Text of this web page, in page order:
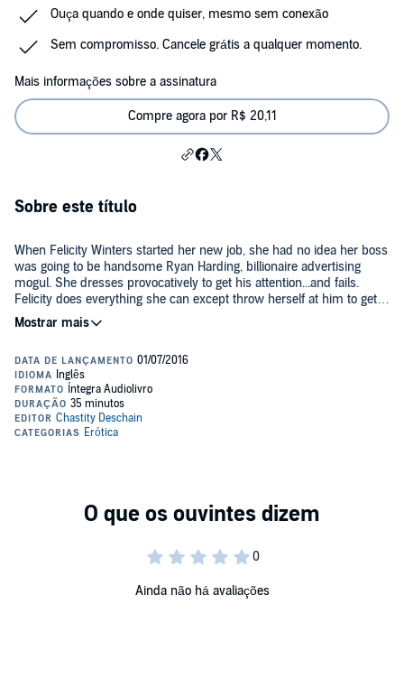
Ouça quando e onde quiser, mesmo sem conexão
Sem compromisso. Cancele grátis a qualquer momento.
Mais informações sobre a assinatura
Compre agora por R$ 20,11
Sobre este título
When Felicity Winters started her new job, she had no idea her boss
was going to be handsome Ryan Harding, billionaire advertising
mogul. She dresses provocatively to get his attention...and fails.
Felicity does everything she can except throw herself at him to get
his attention, but nothing works, until late one Friday night when he
calls her into his office. Is this her chance to capture his attention
©2016 Chastity Deschain (P)2016 Chastity Deschain
Ainda não há avaliações